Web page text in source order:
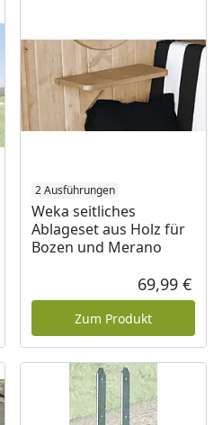
Preis
2 Ausführungen
Weka seitliches
Ablageset aus Holz für
Bozen und Merano
69,99 €
Zum Produkt